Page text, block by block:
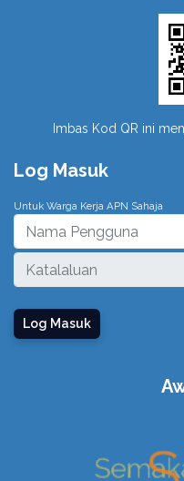
Imbas Kod QR ini
Log Masuk
Untuk Warga Kerja APN Sahaja
Log Masuk